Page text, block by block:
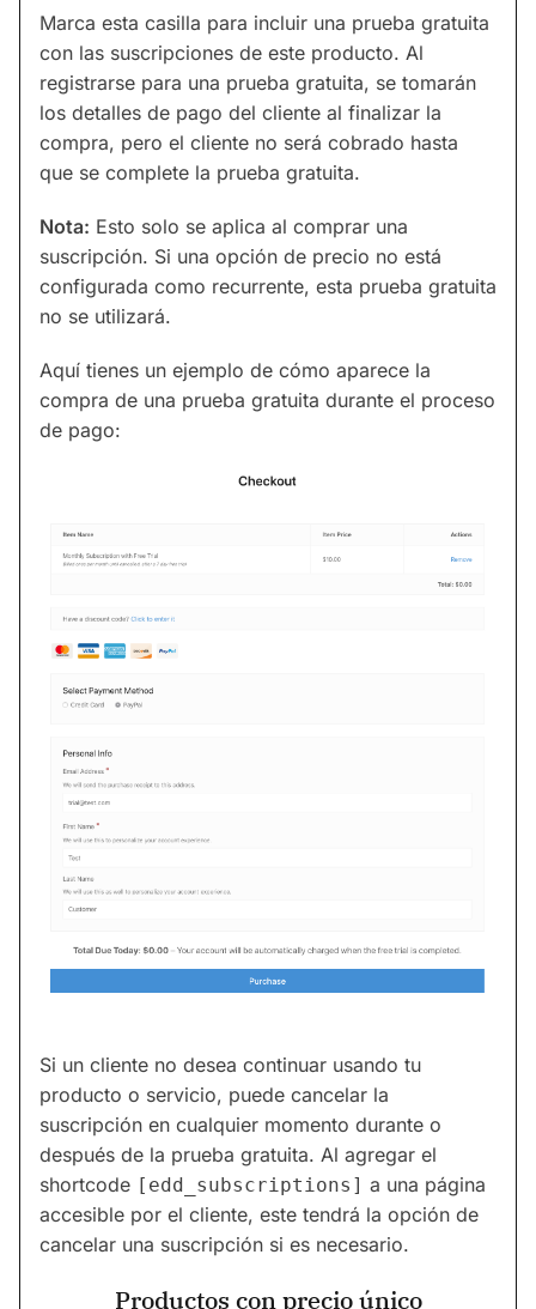
Marca esta casilla para incluir una prueba gratuita
con las suscripciones de este producto. Al
registrarse para una prueba gratuita, se tomarán
los detalles de pago del cliente al finalizar la
compra, pero el cliente no será cobrado hasta
que se complete la prueba gratuita.
Nota: Esto solo se aplica al comprar una
suscripción. Si una opción de precio no está
configurada como recurrente, esta prueba gratuita
no se utilizará.
Aquí tienes un ejemplo de cómo aparece la
compra de una prueba gratuita durante el proceso
de pago:
Si un cliente no desea continuar usando tu
producto o servicio, puede cancelar la
suscripción en cualquier momento durante o
después de la prueba gratuita. Al agregar el
shortcode [edd_subscriptions] a una página
accesible por el cliente, este tendrá la opción de
cancelar una suscripción si es necesario.
Productos con precio único